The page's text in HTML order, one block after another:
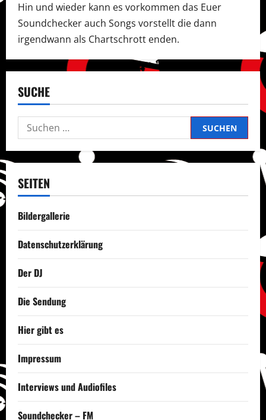
Hin und wieder kann es vorkommen das Euer
Soundchecker auch Songs vorstellt die dann
irgendwann als Chartschrott enden.
SUCHE
Suchen
nach:
SEITEN
Bildergallerie
Datenschutzerklärung
Der DJ
Die Sendung
Hier gibt es
Impressum
Interviews und Audiofiles
Soundchecker – FM